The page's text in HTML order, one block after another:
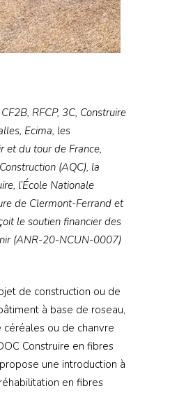
RFCP, 3C, Construire
Ecima, les
et du tour de France,
(AQC), la
l’École Nationale
de Clermont-Ferrand et
le soutien financier des
(ANR-20-NCUN-0007)
de construction ou de
à base de roseau,
ou de chanvre
Construire en fibres
une introduction à
en fibres